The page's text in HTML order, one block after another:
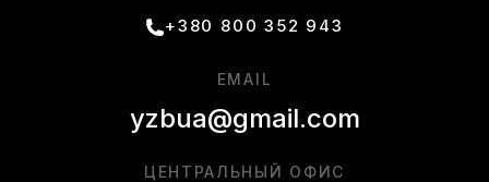
+380 800 352 943
ЦЕНТРАЛЬНЫЙ ОФИС
EMAIL
yzbua@gmail.com